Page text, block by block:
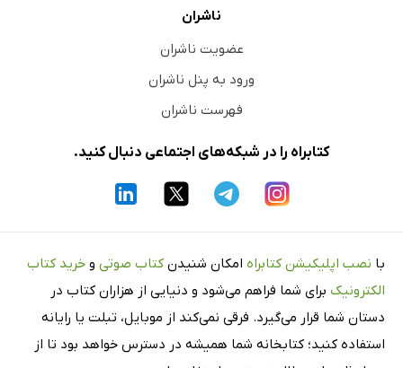
ناشران
عضویت ناشران
ورود به پنل ناشران
فهرست ناشران
کتابراه را در شبکه‌های اجتماعی دنبال کنید.
با نصب اپلیکیشن کتابراه امکان شنیدن کتاب صوتی و خرید کتاب
الکترونیک برای شما فراهم می‌شود و دنیایی از هزاران کتاب در
دستان شما قرار می‌گیرد. فرقی نمی‌کند از موبایل، تبلت یا رایانه
استفاده کنید؛ کتابخانه شما همیشه در دسترس خواهد بود تا از